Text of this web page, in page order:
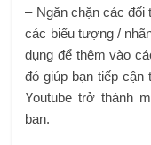
– Ngăn chặn các đối
các biểu tượng /
dụng để thêm vào
đó giúp bạn tiếp
Youtube trở thành
bạn.